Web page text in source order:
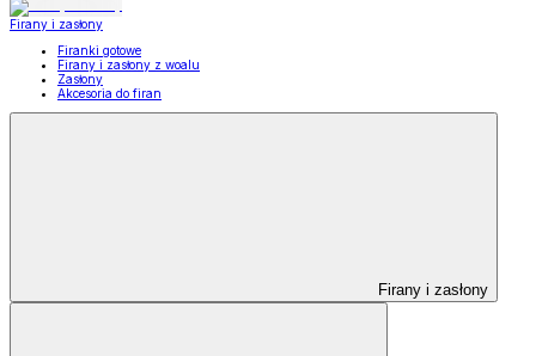
Firany i zasłony
Firanki gotowe
Firany i zasłony z woalu
Zasłony
Akcesoria do firan
Firany i zasłony